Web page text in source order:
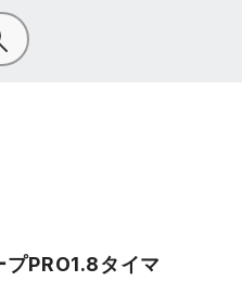
グ
業服
PRO1.8タイマ